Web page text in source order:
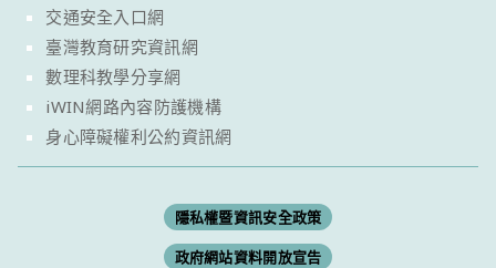
交通安全入口網
臺灣教育研究資訊網
數理科教學分享網
iWIN網路內容防護機構
身心障礙權利公約資訊網
隱私權暨資訊安全政策
政府網站資料開放宣告